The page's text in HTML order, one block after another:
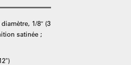
1/8″ (3
satinée ;